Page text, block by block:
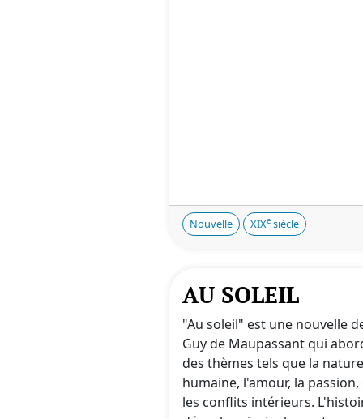
Nouvelle XIXe siècle
AU SOLEIL
"Au soleil" est une nouvelle
Guy de Maupassant qui
des thèmes tels que la nature
humaine, l'amour, la passion,
les conflits intérieurs.